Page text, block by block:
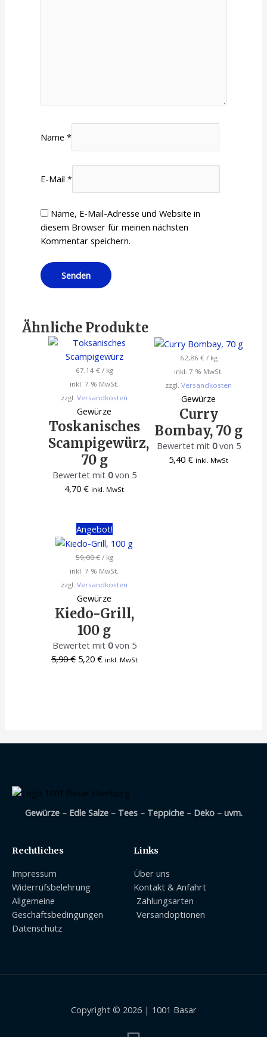
Name*
E-Mail*
Name, E-Mail-Adresse und Website in
diesem Browser für meinen nächsten
Kommentar speichern.
Ähnliche Produkte
67,14 €/ kg
inkl. 7 % MwSt.
zzgl.Versandkosten
Gewürze
Toskanisches
Scampigewürz,
70 g
Bewertet mit 0von 5
4,70€ inkl. MwSt
62,86 €/ kg
inkl. 7 % MwSt.
zzgl.Versandkosten
Gewürze
Curry
Bombay, 70 g
Bewertet mit 0von 5
5,40€ inkl. MwSt
Angebot!
59,00€ / kg
inkl. 7 % MwSt.
zzgl.Versandkosten
Gewürze
Kiedo-Grill,
100 g
Bewertet mit 0von 5
5,90€ 5,20 € inkl. MwSt
Gewürze – Edle Salze – Tees – Teppiche – Deko – uvm.
Rechtliches
Impressum
Widerrufsbelehrung
Allgemeine
Geschäftsbedingungen
Datenschutz
Links
Über uns
Kontakt & Anfahrt
Zahlungsarten
Versandoptionen
Copyright © 2026 | 1001 Basar